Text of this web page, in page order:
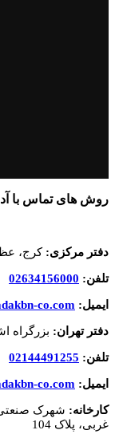
روش های تماس با
دفتر مرکزی: کرج، عظیمیه. بلوار 45
تلفن: 02634156000
ایمیل: co.com
دفتر تهران: بزرگراه
تلفن: 02144491255
ایمیل: co.com
کارخانه: شهرک صنعتی
غربی، پلاک 104